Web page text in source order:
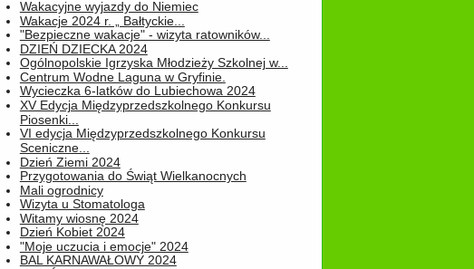
Wakacyjne wyjazdy do Niemiec
Wakacje 2024 r. „ Bałtyckie...
"Bezpieczne wakacje" - wizyta ratowników...
DZIEŃ DZIECKA 2024
Ogólnopolskie Igrzyska Młodzieży Szkolnej w...
Centrum Wodne Laguna w Gryfinie.
Wycieczka 6-latków do Lubiechowa 2024
XV Edycja Międzyprzedszkolnego Konkursu
Piosenki...
VI edycja Międzyprzedszkolnego Konkursu
Sceniczne...
Dzień Ziemi 2024
Przygotowania do Świąt Wielkanocnych
Mali ogrodnicy
Wizyta u Stomatologa
Witamy wiosnę 2024
Dzień Kobiet 2024
"Moje uczucia i emocje" 2024
BAL KARNAWAŁOWY 2024